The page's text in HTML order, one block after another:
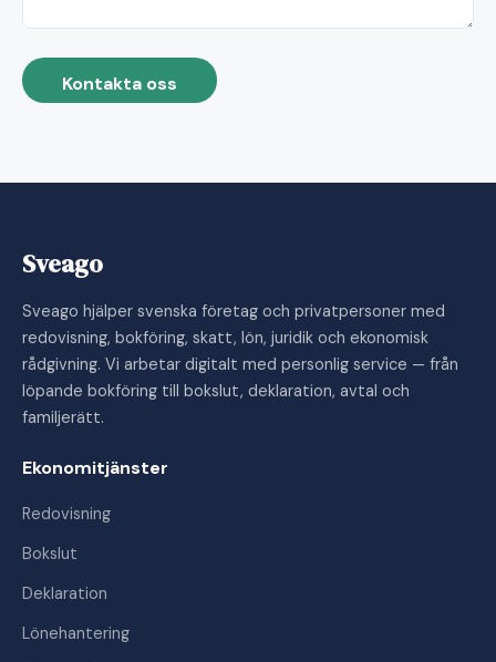
Kontakta oss
Sveago
Sveago hjälper svenska företag och privatpersoner med
redovisning, bokföring, skatt, lön, juridik och ekonomisk
rådgivning. Vi arbetar digitalt med personlig service — från
löpande bokföring till bokslut, deklaration, avtal och
familjerätt.
Ekonomitjänster
Redovisning
Bokslut
Deklaration
Lönehantering